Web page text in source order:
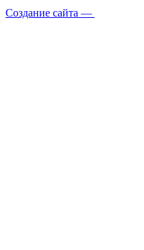
Создание сайта —